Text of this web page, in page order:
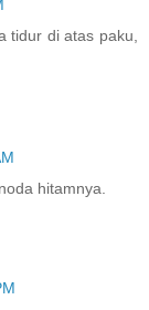
tidur di atas paku,
hitamnya.